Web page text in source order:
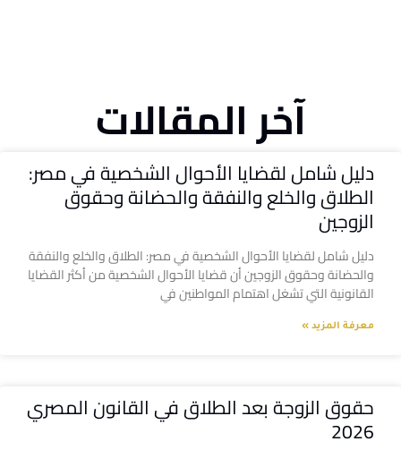
آخر المقالات
دليل شامل لقضايا الأحوال الشخصية في مصر:
الطلاق والخلع والنفقة والحضانة وحقوق
الزوجين
دليل شامل لقضايا الأحوال الشخصية في مصر: الطلاق والخلع والنفقة
والحضانة وحقوق الزوجين أن قضايا الأحوال الشخصية من أكثر القضايا
القانونية التي تشغل اهتمام المواطنين في
معرفة المزيد »
حقوق الزوجة بعد الطلاق في القانون المصري
2026